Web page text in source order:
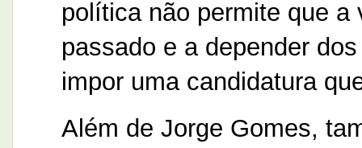
política não permite que
passado e a depender
impor uma candidatura
Além de Jorge Gomes,